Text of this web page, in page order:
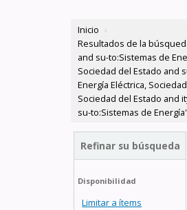
Inicio ›
Resultados de la
and su-to:Sistemas de
Sociedad del Estado and
Energía Eléctrica,
Sociedad del Estado and
su-to:Sistemas de Energía'
Refinar su búsqueda
Disponibilidad
Limitar a ítems